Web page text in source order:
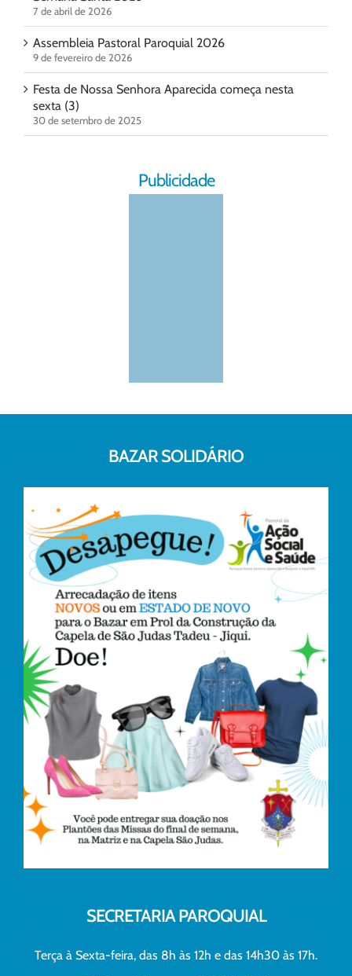
7 de abril de 2026
Assembleia Pastoral Paroquial 2026
9 de fevereiro de 2026
Festa de Nossa Senhora Aparecida começa nesta
sexta (3)
30 de setembro de 2025
Publicidade
BAZAR SOLIDÁRIO
SECRETARIA PAROQUIAL
Terça à Sexta-feira, das 8h às 12h e das 14h30 às 17h.